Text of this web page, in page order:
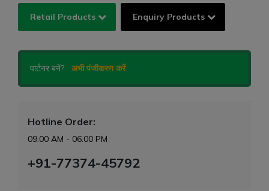
Retail Products Enquiry Products
पार्टनर बनें? अभी पंजीकरण करें
Hotline Order:
09:00 AM - 06:00 PM
+91-77374-45792